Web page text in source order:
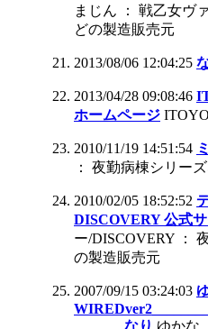
まじん ： 戦乙女ヴ
どの製造販売元
2013/08/06 12:04:25
2013/04/28 09:08:46
ホームページ
2010/11/19 14:51:54
： 夜勤病棟シリー
2010/02/05 18:52:52
DISCOVERY 公式サ
ー/DISCOVERY ：
の製造販売元
2007/09/15 03:24:03
_______なり ゆかな